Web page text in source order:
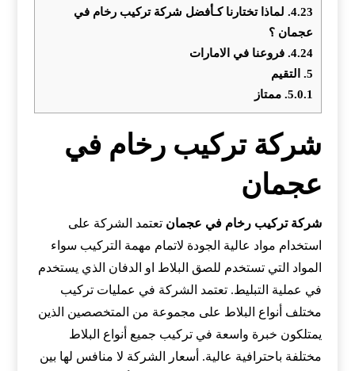
4.23. لماذا تختارنا كـأفضل شركة تركيب رخام في
عجمان ؟
4.24. فروعنا في الامارات
5.
التقيم
5.0.1. ممتاز
شركة تركيب رخام في
عجمان
شركة تركيب رخام في عجمان تعتمد الشركة على
استخدام مواد عالية الجودة لاتمام مهمة التركيب سواء
المواد التي تستخدم للصق البلاط او الدفان الذي يستخدم
في عملية التبليط. تعتمد الشركة في عمليات تركيب
مختلف أنواع البلاط على مجموعة من المتخصصين الذين
يمتلكون خبرة واسعة في تركيب جميع أنواع البلاط
مختلفة باحترافية عالية. أسعار الشركة لا منافس لها بين